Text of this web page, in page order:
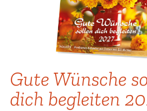
Gute Wünsche
dich begleiten